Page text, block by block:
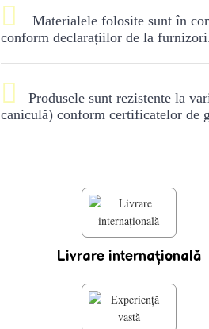

Materialele folosite sunt în
conform declarațiilor de la

Produsele sunt rezistente la
caniculă) conform certificatelor de
Livrare internaţională